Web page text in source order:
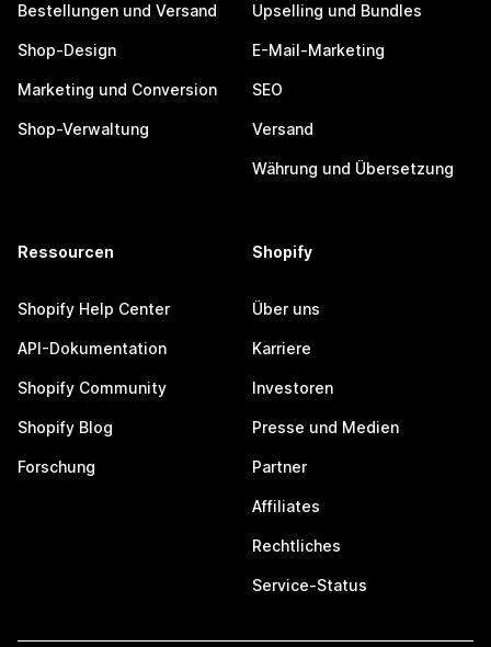
Bestellungen und Versand
Shop-Design
Marketing und Conversion
Shop-Verwaltung
Upselling und Bundles
E-Mail-Marketing
SEO
Versand
Währung und Übersetzung
Ressourcen
Shopify Help Center
API-Dokumentation
Shopify Community
Shopify Blog
Forschung
Shopify
Über uns
Karriere
Investoren
Presse und Medien
Partner
Affiliates
Rechtliches
Service-Status